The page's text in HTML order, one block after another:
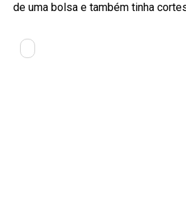
de uma bolsa e também tinha